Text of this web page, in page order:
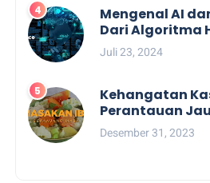
Mengenal AI
Dari Algoritma
Tak
Industri Kreatif
Juli 23, 2024
Kehangatan
Perantauan
Nasi Rice
Desember 31, 2023